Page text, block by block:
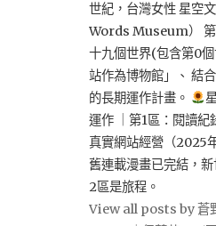
世紀，台灣女性 星空
Words Museum） 第
十九個世界(包含第0
站作為博物館」、 結
的長期運作計畫。
運作 ｜第1區：閱讀
真實網站經營（2025
舊連載漫畫已完結，
2區是旅程。
View all posts by 蒼